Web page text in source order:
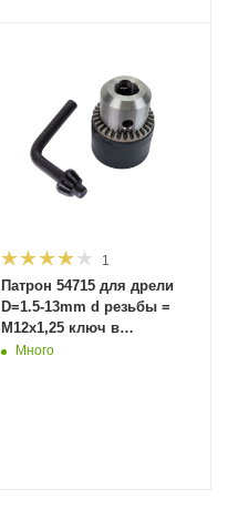
1
Патрон 54715 для дрели
D=1.5-13mm d резьбы =
М12х1,25 ключ в
комплекте (50)Дер Мастер
Много